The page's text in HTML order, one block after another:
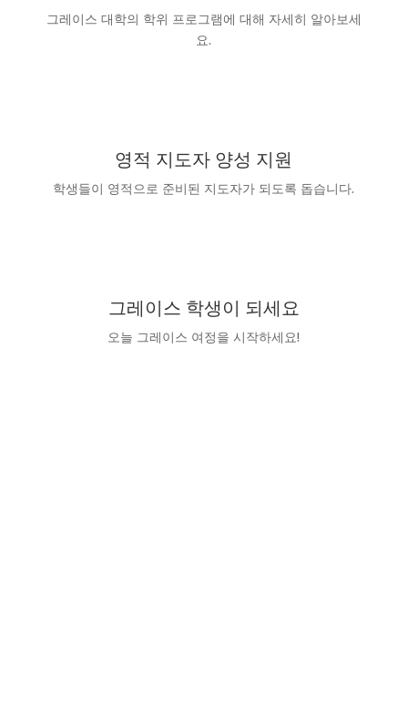
그레이스 대학의 학위 프로그램에 대해 자세히 알아보세
요.
영적 지도자 양성 지원
학생들이 영적으로 준비된 지도자가 되도록 돕습니다.
그레이스 학생이 되세요
오늘 그레이스 여정을 시작하세요!